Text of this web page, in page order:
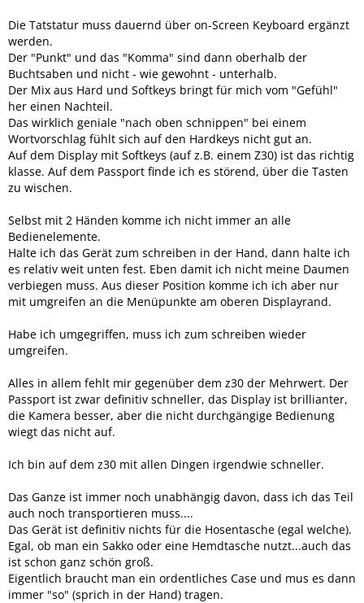
Die Tatstatur muss dauernd über on-Screen Keyboard ergänzt
werden.
Der "Punkt" und das "Komma" sind dann oberhalb der
Buchtsaben und nicht - wie gewohnt - unterhalb.
Der Mix aus Hard und Softkeys bringt für mich vom "Gefühl"
her einen Nachteil.
Das wirklich geniale "nach oben schnippen" bei einem
Wortvorschlag fühlt sich auf den Hardkeys nicht gut an.
Auf dem Display mit Softkeys (auf z.B. einem Z30) ist das richtig
klasse. Auf dem Passport finde ich es störend, über die Tasten
zu wischen.
Selbst mit 2 Händen komme ich nicht immer an alle
Bedienelemente.
Halte ich das Gerät zum schreiben in der Hand, dann halte ich
es relativ weit unten fest. Eben damit ich nicht meine Daumen
verbiegen muss. Aus dieser Position komme ich ich aber nur
mit umgreifen an die Menüpunkte am oberen Displayrand.
Habe ich umgegriffen, muss ich zum schreiben wieder
umgreifen.
Alles in allem fehlt mir gegenüber dem z30 der Mehrwert. Der
Passport ist zwar definitiv schneller, das Display ist brillianter,
die Kamera besser, aber die nicht durchgängige Bedienung
wiegt das nicht auf.
Ich bin auf dem z30 mit allen Dingen irgendwie schneller.
Das Ganze ist immer noch unabhängig davon, dass ich das Teil
auch noch transportieren muss....
Das Gerät ist definitiv nichts für die Hosentasche (egal welche).
Egal, ob man ein Sakko oder eine Hemdtasche nutzt...auch das
ist schon ganz schön groß.
Eigentlich braucht man ein ordentliches Case und mus es dann
immer "so" (sprich in der Hand) tragen.